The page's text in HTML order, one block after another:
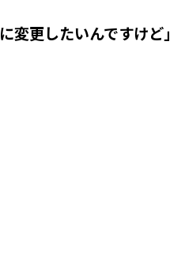
に変更したいんですけど」